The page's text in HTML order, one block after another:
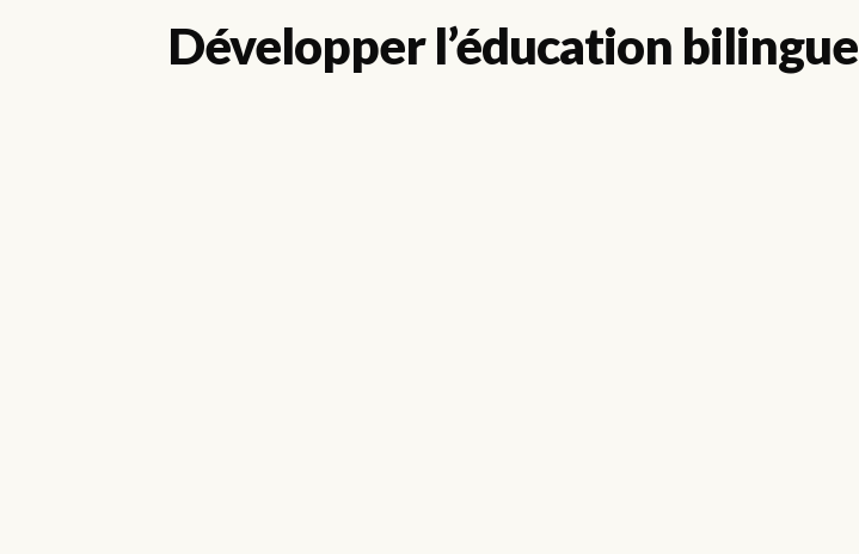
Développer l’éducation bilingue